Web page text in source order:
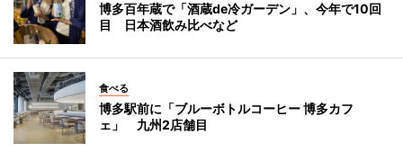
博多百年蔵で「酒蔵de冷ガーデン」、今年で10回
目 日本酒飲み比べなど
食べる
博多駅前に「ブルーボトルコーヒー 博多カフ
ェ」 九州2店舗目